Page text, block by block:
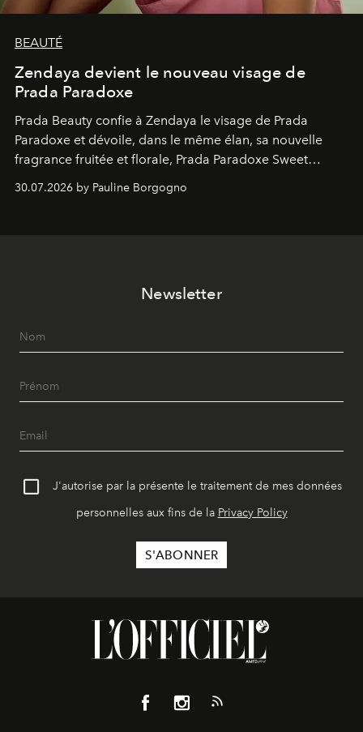
BEAUTÉ
Zendaya devient le nouveau visage de
Prada Paradoxe
Prada Beauty confie à Zendaya le visage de Prada
Paradoxe et dévoile, dans le même élan, sa nouvelle
fragrance fruitée et florale, Prada Paradoxe Sweet
Chemistry Eau de Parfum.
30.07.2026 by Pauline Borgogno
Newsletter
J'autorise par la présente le traitement de mes données
personnelles aux fins de la Privacy Policy